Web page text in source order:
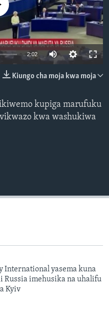
available
2:02
Kiungo cha moja kwa moja
kupiga marufuku
kwa washukiwa
International yasema kuna
Russia imehusika na uhalifu
Kyiv